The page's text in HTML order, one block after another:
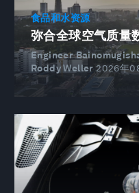
食品和水资源
弥合全球空气质量
Engineer
Roddy Weller 2026年